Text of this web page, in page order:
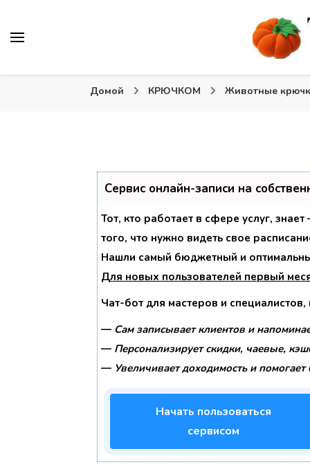
Тыква: Вяжем игрушки
Домой КРЮЧКОМ Животные
Сервис онлайн-записи на
Тот, кто работает в сфере услуг,
того, что нужно видеть свое
Нашли самый бюджетный и
Для новых пользователей первый
Чат-бот для мастеров и
— Сам записывает клиентов и
— Персонализирует скидки, чаевые,
— Увеличивает доходимость и
Начать пользоваться
сервисом